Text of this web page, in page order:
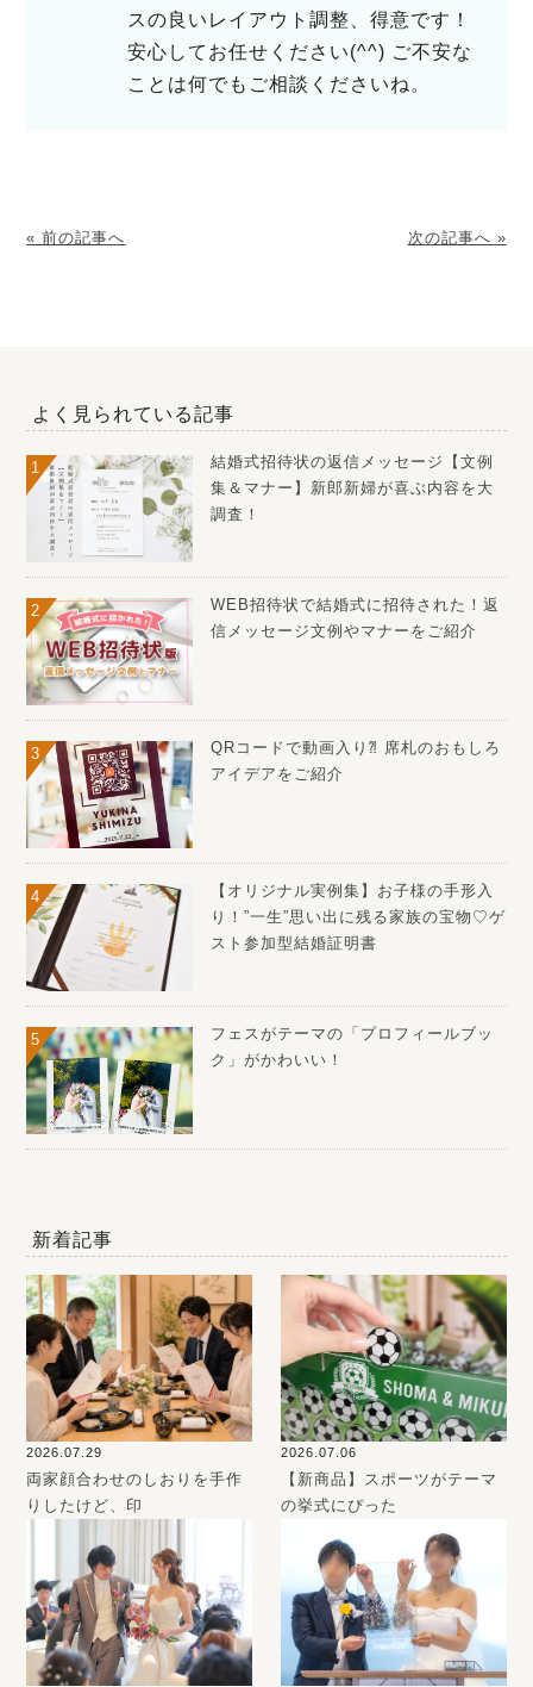
スの良いレイアウト調整、得意です！
安心してお任せください(^^) ご不安な
ことは何でもご相談くださいね。
« 前の記事へ 次の記事へ »
よく見られている記事
結婚式招待状の返信メッセージ【文例
集＆マナー】新郎新婦が喜ぶ内容を大
調査！
WEB招待状で結婚式に招待された！返
信メッセージ文例やマナーをご紹介
QRコードで動画入り⁈ 席札のおもしろ
アイデアをご紹介
【オリジナル実例集】お子様の手形入
り！”一生”思い出に残る家族の宝物♡ゲ
スト参加型結婚証明書
フェスがテーマの「プロフィールブッ
ク」がかわいい！
新着記事
2026.07.29
両家顔合わせのしおりを手作
りしたけど、印
2026.07.06
【新商品】スポーツがテーマ
の挙式にぴった